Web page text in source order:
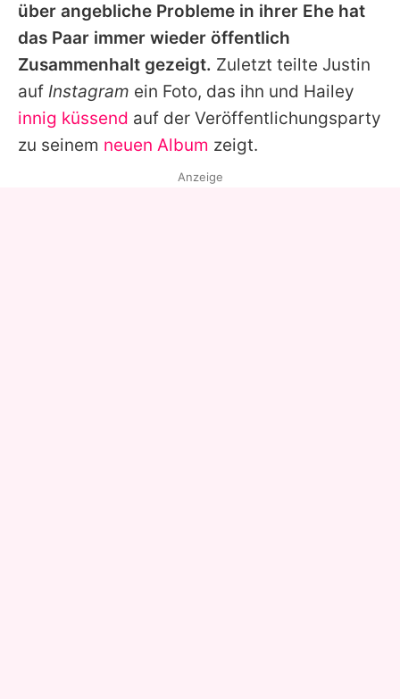
über angebliche Probleme in ihrer Ehe hat
das Paar immer wieder öffentlich
Zusammenhalt gezeigt. Zuletzt teilte Justin
auf Instagram ein Foto, das ihn und Hailey
innig küssend auf der Veröffentlichungsparty
zu seinem neuen Album zeigt.
Anzeige